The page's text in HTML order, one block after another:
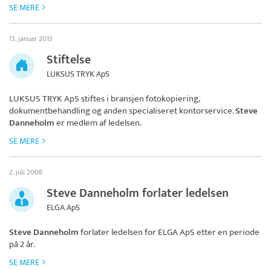
SE MERE
13. januar 2015
Stiftelse
LUKSUS TRYK ApS
LUKSUS TRYK ApSstiftes i bransjen fotokopiering,
dokumentbehandling og anden specialiseret kontorservice.Steve
Danneholmer medlem af ledelsen.
SE MERE
2. juli 2008
Steve Danneholm forlater ledelsen
ELGA ApS
Steve Danneholmforlater ledelsen forELGA ApSetter en periode
på 2 år.
SE MERE